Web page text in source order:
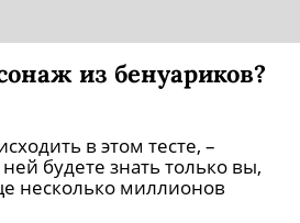
из бенуариков?
в этом тесте, –
будете знать только вы,
миллионов